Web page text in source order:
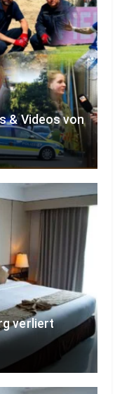
& Videos von
verliert